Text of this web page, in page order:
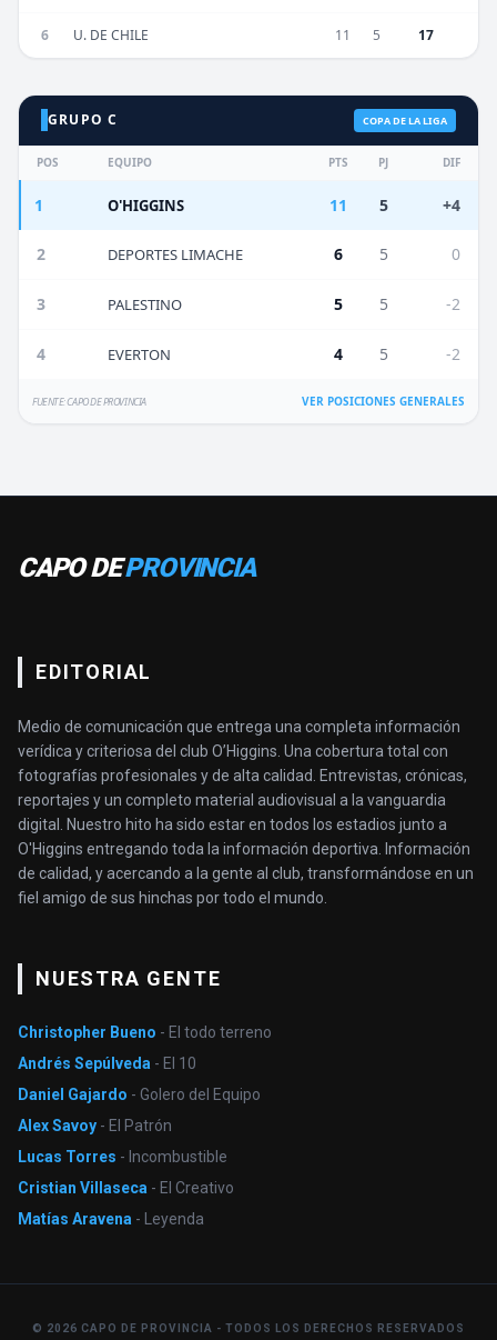
6 U. DE CHILE 11 5 17
GRUPO C COPA DE LA LIGA
POS EQUIPO PTS PJ DIF
1 O'HIGGINS 11 5 +4
2 DEPORTES LIMACHE 6 5 0
3 PALESTINO 5 5 -2
4 EVERTON 4 5 -2
FUENTE: CAPO DE PROVINCIA VER POSICIONES GENERALES
CAPO DEPROVINCIA
EDITORIAL
Medio de comunicación que entrega una completa información
verídica y criteriosa del club O’Higgins. Una cobertura total con
fotografías profesionales y de alta calidad. Entrevistas, crónicas,
reportajes y un completo material audiovisual a la vanguardia
digital. Nuestro hito ha sido estar en todos los estadios junto a
O'Higgins entregando toda la información deportiva. Información
de calidad, y acercando a la gente al club, transformándose en un
fiel amigo de sus hinchas por todo el mundo.
NUESTRA GENTE
Christopher Bueno - El todo terreno
Andrés Sepúlveda - El 10
Daniel Gajardo - Golero del Equipo
Alex Savoy - El Patrón
Lucas Torres - Incombustible
Cristian Villaseca - El Creativo
Matías Aravena - Leyenda
© 2026 CAPO DE PROVINCIA - TODOS LOS DERECHOS RESERVADOS